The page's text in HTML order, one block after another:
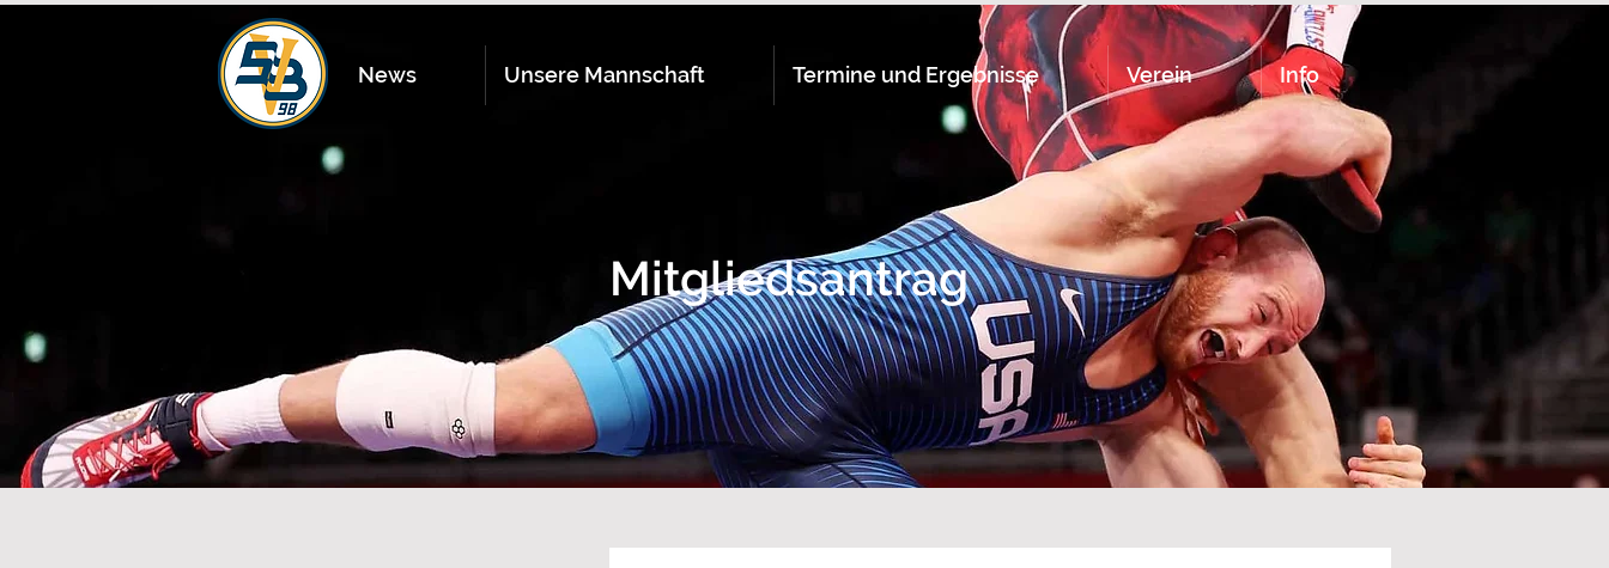
News Unsere Mannschaft Termine und Ergebnisse Verein Info
Mitgliedsantrag